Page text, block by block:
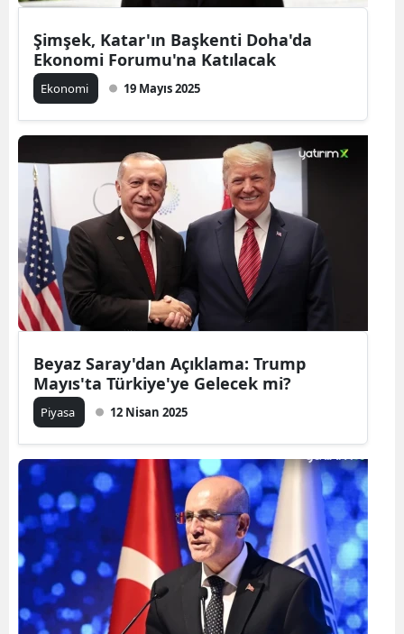
Şimşek, Katar'ın Başkenti Doha'da
Ekonomi Forumu'na Katılacak
Ekonomi 19 Mayıs 2025
Beyaz Saray'dan Açıklama: Trump
Mayıs'ta Türkiye'ye Gelecek mi?
Piyasa 12 Nisan 2025